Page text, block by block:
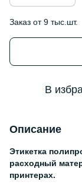
Заказ от 9 тыс.шт.
В
Описание
Этикетка
расходный
принтерах.